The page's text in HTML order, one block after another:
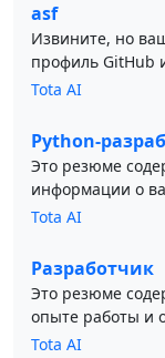
asf
Извините, но
профиль GitHub
Tota AI
Python-
Это резюме
информации о
Tota AI
Разработчик
Это резюме
опыте работы и
Tota AI